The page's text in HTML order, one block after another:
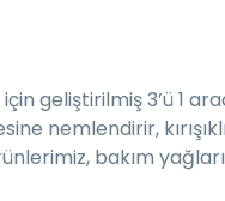
geliştirilmiş 3’ü 1
nemlendirir,
bakım